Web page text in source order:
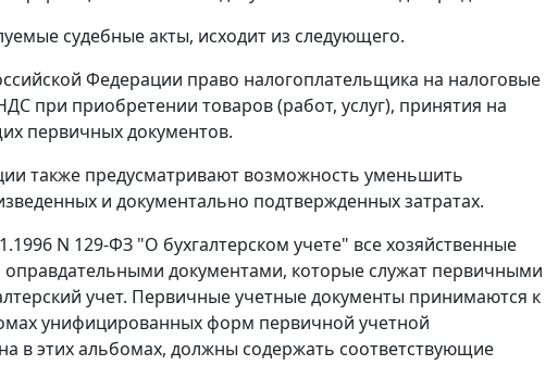
судебные акты, исходит из следующего.
Федерации право налогоплательщика на налоговые
при приобретении товаров (работ, услуг), принятия на
первичных документов.
также предусматривают возможность уменьшить
и документально подтвержденных затратах.
N 129-ФЗ "О бухгалтерском учете" все хозяйственные
документами, которые служат первичными
учет. Первичные учетные документы принимаются к
унифицированных форм первичной учетной
в этих альбомах, должны содержать соответствующие